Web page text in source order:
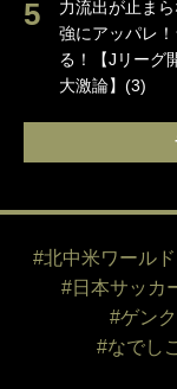
力流出が止ま
強にアッパレ
る！【Jリーグ
大激論】(3)
#北中米ワール
#日本サッカ
#ゲンク
#なでし